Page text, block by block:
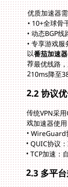
优质加速器
• 10+全球骨
• 动态BGP
• 专享游戏服
以番茄加速器
210ms降至
2.2 协议
传统VPN采
戏加速器使
•
• QUIC协议
• TCP加速：
2.3 多平